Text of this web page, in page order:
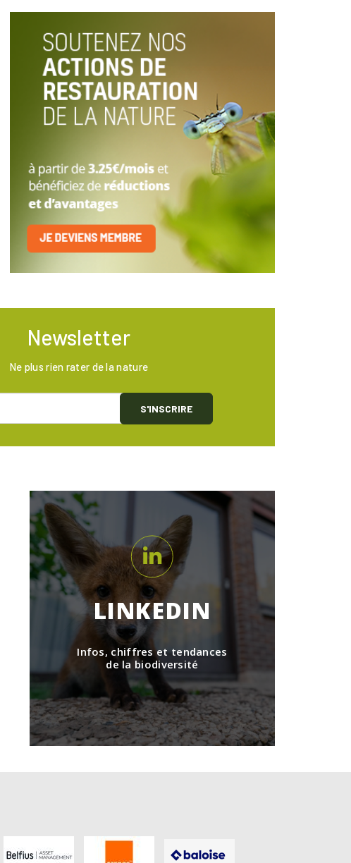
Newsletter
Ne plus rien rater de la nature
S'INSCRIRE
LINKEDIN
Infos, chiffres et tendances
de la biodiversité